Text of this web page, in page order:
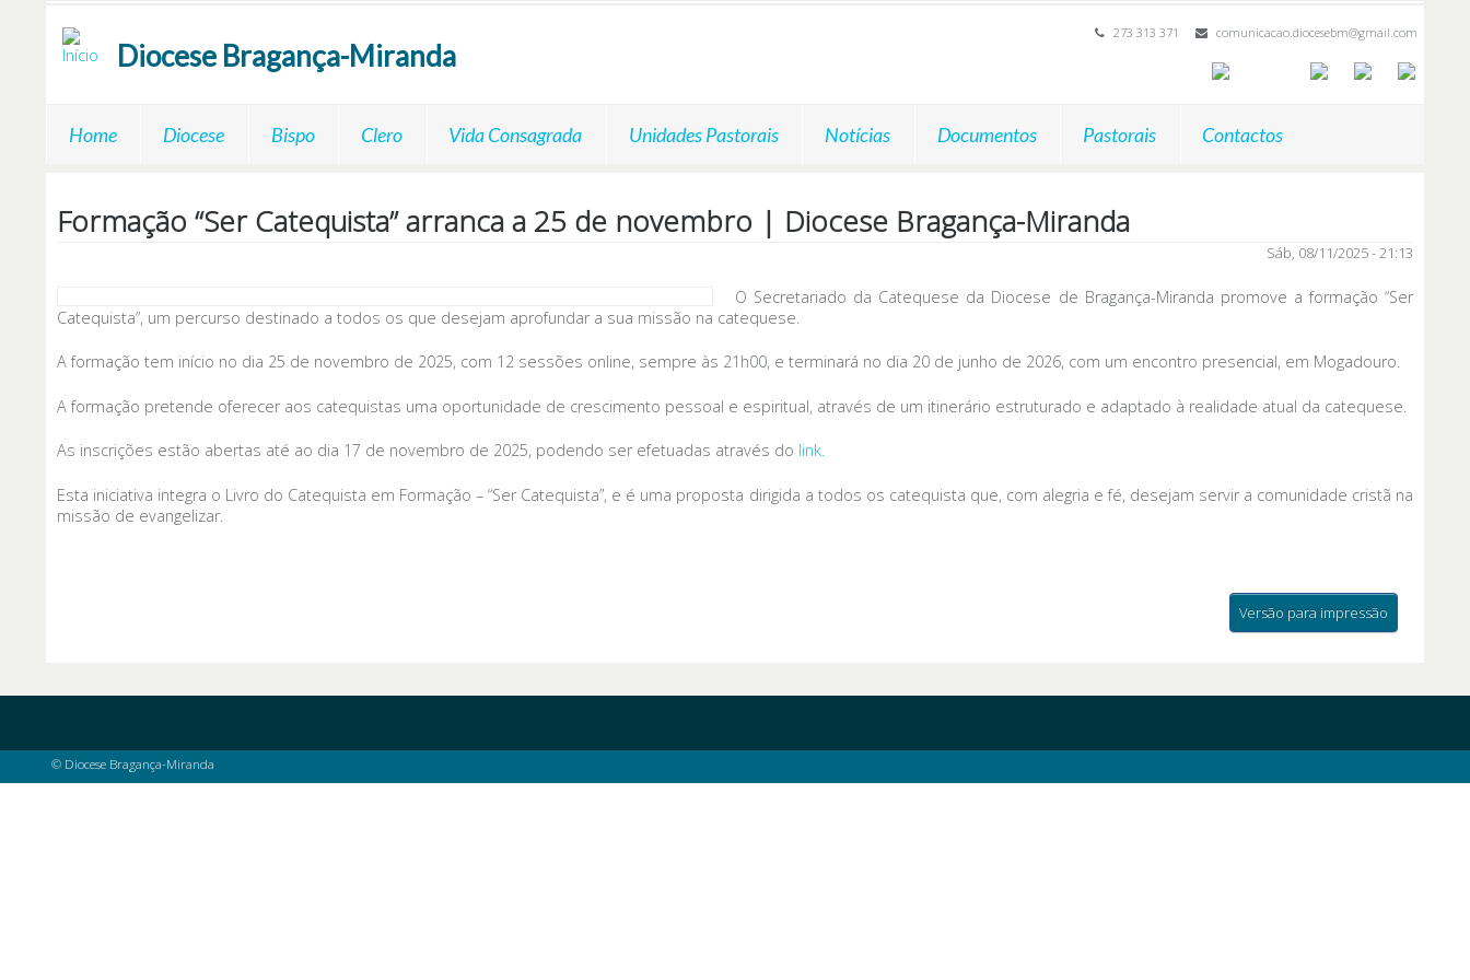
Diocese Bragança-Miranda
273 313 371 comunicacao.diocesebm@gmail.com
Home Diocese Bispo Clero Vida Consagrada Unidades Pastorais Notícias Documentos Pastorais Contactos
Formação “Ser Catequista” arranca a 25 de novembro | Diocese Bragança-Miranda
Sáb, 08/11/2025 - 21:13
O Secretariado da Catequese da Diocese de Bragança-Miranda promove a formação “Ser
Catequista”, um percurso destinado a todos os que desejam aprofundar a sua missão na catequese.
A formação tem início no dia 25 de novembro de 2025, com 12 sessões online, sempre às 21h00, e terminará no dia 20 de junho de 2026, com um encontro presencial, em Mogadouro.
A formação pretende oferecer aos catequistas uma oportunidade de crescimento pessoal e espiritual, através de um itinerário estruturado e adaptado à realidade atual da catequese.
As inscrições estão abertas até ao dia 17 de novembro de 2025, podendo ser efetuadas através do link.
Esta iniciativa integra o Livro do Catequista em Formação – “Ser Catequista”, e é uma proposta dirigida a todos os catequista que, com alegria e fé, desejam servir a comunidade cristã na
missão de evangelizar.
Versão para impressão
© Diocese Bragança-Miranda